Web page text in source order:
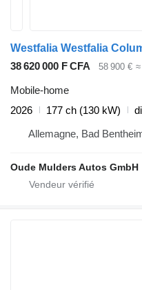
38 620 000 F CFA 58 900 €
Mobile-home
2026
177 ch (130 kW)
Allemagne, Bad
Oude Mulders Autos GmbH